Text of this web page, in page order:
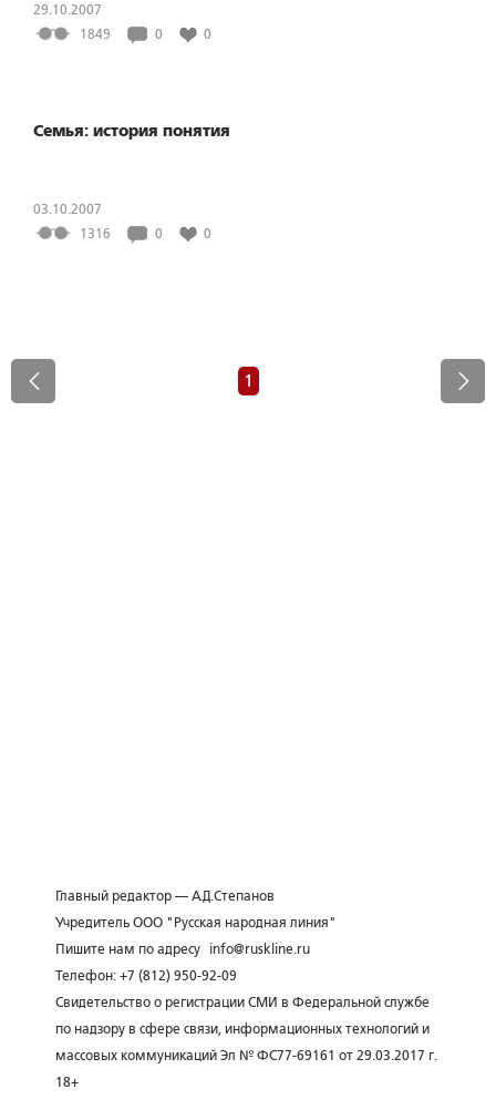
29.10.2007
1849
0 0
Семья: история понятия
03.10.2007
1316
0 0
1
Главный редактор — А.Д.Степанов
Учредитель ООО "Русская народная линия"
Пишите нам по адресу
info@ruskline.ru
Телефон: +7 (812) 950-92-09
Свидетельство о регистрации СМИ в Федеральной службе
по надзору в сфере связи, информационных технологий и
массовых коммуникаций Эл № ФС77-69161 от 29.03.2017 г.
18+